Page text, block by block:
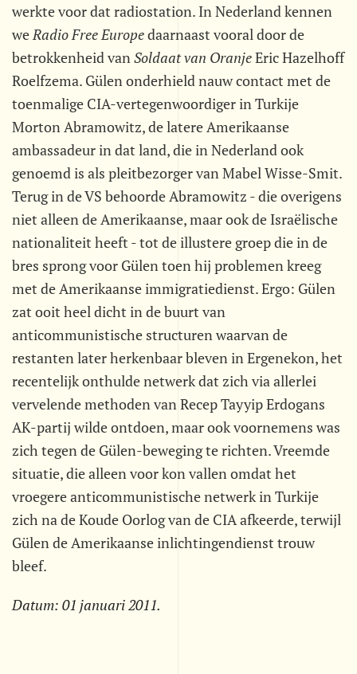
werkte voor dat radiostation. In Nederland kennen
weRadio Free Europedaarnaast vooral door de
betrokkenheid van Soldaat van Oranje Eric Hazelhoff
Roelfzema. Gülen onderhield nauw contact met de
toenmalige CIA-vertegenwoordiger in Turkije
Morton Abramowitz, de latere Amerikaanse
ambassadeur in dat land, die in Nederland ook
genoemd is als pleitbezorger van Mabel Wisse-Smit.
Terug in de VS behoorde Abramowitz - die overigens
niet alleen de Amerikaanse, maar ook de Israëlische
nationaliteit heeft - tot de illustere groep die in de
bres sprong voor Gülen toen hij problemen kreeg
met de Amerikaanse immigratiedienst. Ergo: Gülen
zat ooit heel dicht in de buurt van
anticommunistische structuren waarvan de
restanten later herkenbaar bleven in Ergenekon, het
recentelijk onthulde netwerk dat zich via allerlei
vervelende methoden van Recep Tayyip Erdogans
AK-partij wilde ontdoen, maar ook voornemens was
zich tegen de Gülen-beweging te richten. Vreemde
situatie, die alleen voor kon vallen omdat het
vroegere anticommunistische netwerk in Turkije
zich na de Koude Oorlog van de CIA afkeerde, terwijl
Gülen de Amerikaanse inlichtingendienst trouw
bleef.
Datum: 01 januari 2011.